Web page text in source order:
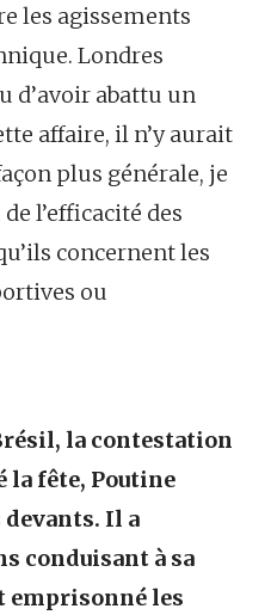
les agissements
Londres
d’avoir abattu un
affaire, il n’y aurait
plus générale, je
l’efficacité des
concernent les
ou
la contestation
la fête, Poutine
Il a
conduisant à sa
emprisonné les